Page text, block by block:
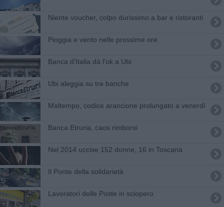
Niente voucher, colpo durissimo a bar e ristoranti
Pioggia e vento nelle prossime ore
Banca d'Italia dà l'ok a Ubi
Ubi aleggia su tre banche
Maltempo, codice arancione prolungato a venerdì
Banca Etruria, caos rimborsi
Nel 2014 uccise 152 donne, 16 in Toscana
Il Ponte della solidarietà
Lavoratori delle Poste in sciopero